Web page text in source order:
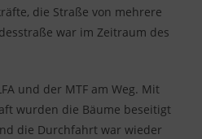
die Straße von mehrere
war im Zeitraum des
und der MTF am Weg. Mit
wurden die Bäume beseitigt
die Durchfahrt war wieder